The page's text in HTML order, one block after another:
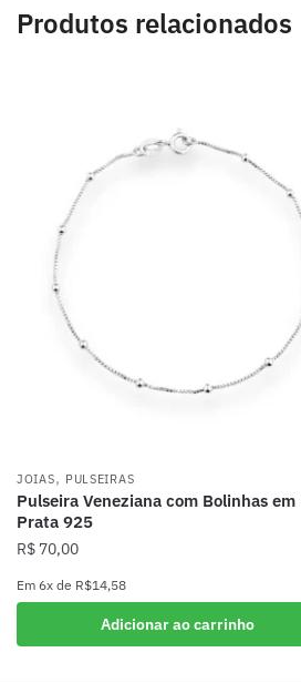
Produtos relacionados
JOIAS, PULSEIRAS
Pulseira Veneziana com Bolinhas em
Prata 925
R$ 70,00
Em 6x de R$14,58
Adicionar ao carrinho